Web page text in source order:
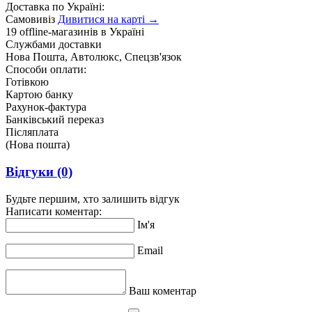
Доставка по Україні:
Самовивіз Дивитися на карті →
19 offline-магазинів в Україні
Службами доставки
Нова Пошта, Автолюкс, Спецзв'язок
Способи оплати:
Готівкою
Картою банку
Рахунок-фактура
Банківський переказ
Післяплата
(Нова пошта)
Відгуки (0)
Будьте першим, хто залишить відгук
Написати коментар:
Ім'я
Email
Ваш коментар